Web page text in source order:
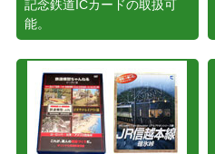
記念鉄道ICカードの取扱可
能。